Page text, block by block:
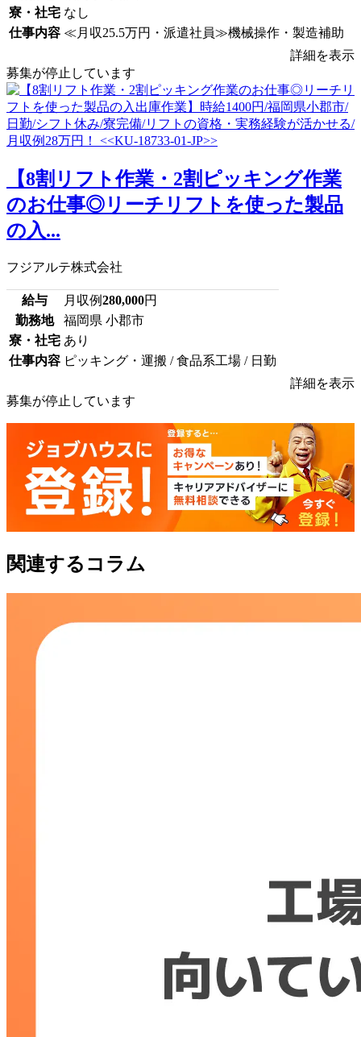
寮・社宅 なし
仕事内容 ≪月収25.5万円・派遣社員≫機械操作・製造補助
詳細を表示
募集が停止しています
【8割リフト作業・2割ピッキング作業
のお仕事◎リーチリフトを使った製品
の入...
フジアルテ株式会社
給与 月収例280,000円
勤務地
福岡県 小郡市
寮・社宅 あり
仕事内容 ピッキング・運搬 / 食品系工場 / 日勤
詳細を表示
募集が停止しています
関連するコラム